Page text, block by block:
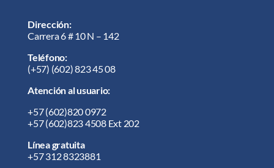
Dirección:
Carrera 6 # 10 N – 142
Teléfono:
(+57) (602) 823 45 08
Atención al usuario:
+57(602)820 0972
+57(602)823 4508 Ext 202
Línea gratuita
+57 312 8323881